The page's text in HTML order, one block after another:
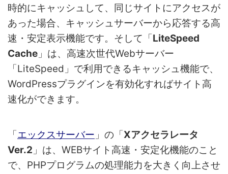
時的にキャッシュして、同じサイトにアクセスが
あった場合、キャッシュサーバーから応答する高
速・安定表示機能です。そして「LiteSpeed
Cache 」は、高速次世代Webサーバー
「LiteSpeed」で利用できるキャッシュ機能で、
WordPressプラグインを有効化すればサイト高
速化ができます。
「エックスサーバー 」の「Xアクセラレータ
Ver.2 」は、WEBサイト高速・安定化機能のこと
で、PHPプログラムの処理能力を大きく向上させ